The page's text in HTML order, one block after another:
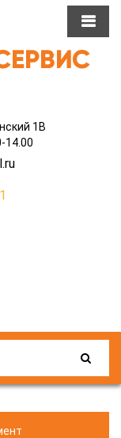
1В
14.00